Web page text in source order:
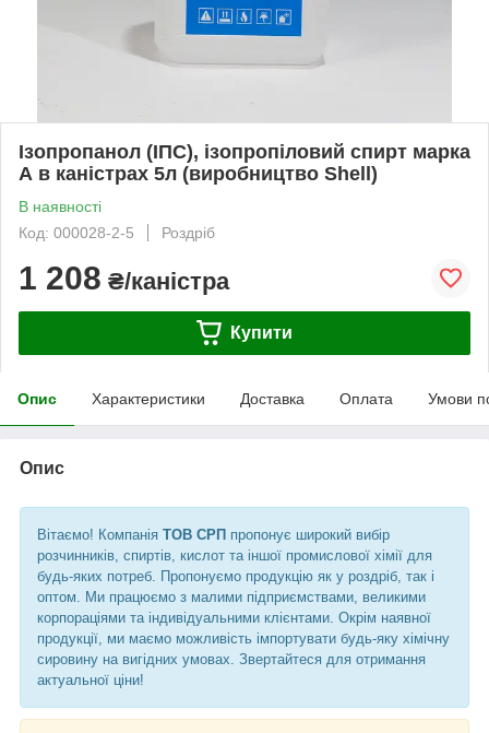
Ізопропанол (ІПС), ізопропіловий спирт марка
А в каністрах 5л (виробництво Shell)
В наявності
Код: 000028-2-5
Роздріб
1 208 ₴/каністра
Купити
Опис Характеристики Доставка Оплата Умови
Опис
Вітаємо! Компанія ТОВ СРП пропонує широкий вибір
розчинників, спиртів, кислот та іншої промислової хімії для
будь-яких потреб. Пропонуємо продукцію як у роздріб, так і
оптом. Ми працюємо з малими підприємствами, великими
корпораціями та індивідуальними клієнтами. Окрім наявної
продукції, ми маємо можливість імпортувати будь-яку хімічну
сировину на вигідних умовах. Звертайтеся для отримання
актуальної ціни!